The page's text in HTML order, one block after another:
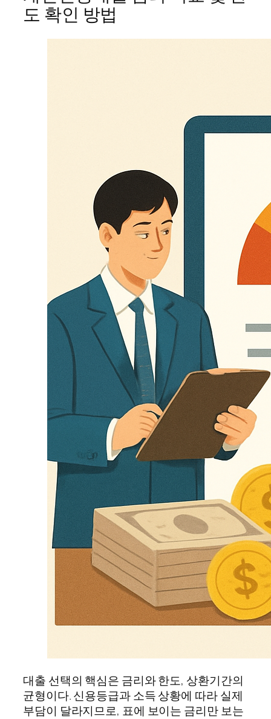
도 확인 방법
대출 선택의 핵심은 금리와 한도, 상환기간의
균형이다. 신용등급과 소득 상황에 따라 실제
부담이 달라지므로, 표에 보이는 금리만 보는